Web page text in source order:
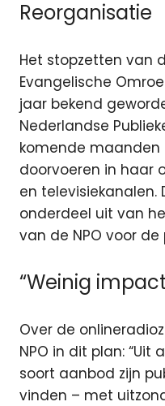
Reorganisatie
Het stopzetten van
Evangelische
jaar bekend
Nederlandse
komende maanden
doorvoeren in haar
en
onderdeel uit van
van de NPO voor de
“Weinig
Over de
NPO in dit plan:
soort aanbod zijn
vinden – met